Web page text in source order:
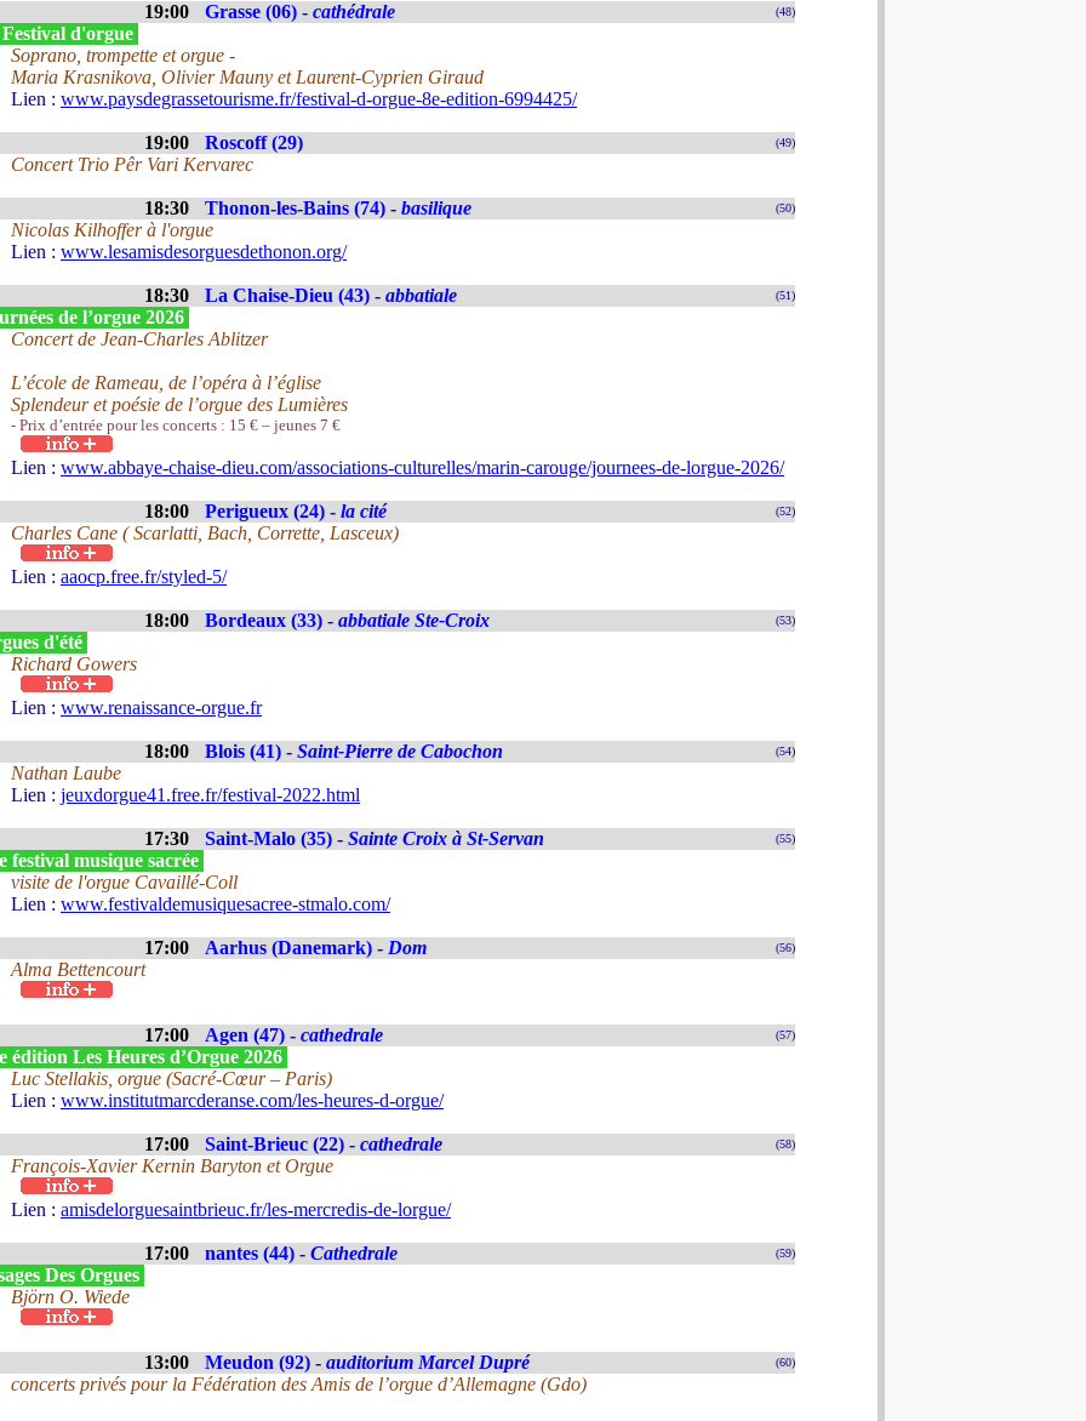
19:00 Grasse (06) - cathédrale (48)
d'orgue
Soprano, trompette et orgue -
Maria Krasnikova, Olivier Mauny et Laurent-Cyprien Giraud
Lien : www.paysdegrassetourisme.fr/festival-d-orgue-8e-edition-6994425/
19:00 Roscoff (29) (49)
Concert Trio Pêr Vari Kervarec
18:30 Thonon-les-Bains (74) - basilique (50)
Nicolas Kilhoffer à l'orgue
Lien : www.lesamisdesorguesdethonon.org/
18:30 La Chaise-Dieu (43) - abbatiale (51)
de l’orgue 2026
Concert de Jean-Charles Ablitzer
L’école de Rameau, de l’opéra à l’église
Splendeur et poésie de l’orgue des Lumières
- Prix d’entrée pour les concerts : 15 € – jeunes 7 €
Lien : www.abbaye-chaise-dieu.com/associations-culturelles/marin-carouge/journees-de-lorgue-2026/
18:00 Perigueux (24) - la cité (52)
Charles Cane ( Scarlatti, Bach, Corrette, Lasceux)
Lien : aaocp.free.fr/styled-5/
18:00 Bordeaux (33) - abbatiale Ste-Croix (53)
d'été
Richard Gowers
Lien : www.renaissance-orgue.fr
18:00 Blois (41) - Saint-Pierre de Cabochon (54)
Nathan Laube
Lien : jeuxdorgue41.free.fr/festival-2022.html
17:30 Saint-Malo (35) - Sainte Croix à St-Servan (55)
festival musique sacrée
visite de l'orgue Cavaillé-Coll
Lien : www.festivaldemusiquesacree-stmalo.com/
17:00 Aarhus (Danemark) - Dom (56)
Alma Bettencourt
17:00 Agen (47) - cathedrale (57)
édition Les Heures d’Orgue 2026
Luc Stellakis, orgue (Sacré-Cœur – Paris)
Lien : www.institutmarcderanse.com/les-heures-d-orgue/
17:00 Saint-Brieuc (22) - cathedrale (58)
François-Xavier Kernin Baryton et Orgue
Lien : amisdelorguesaintbrieuc.fr/les-mercredis-de-lorgue/
17:00 nantes (44) - Cathedrale (59)
Des Orgues
Björn O. Wiede
13:00 Meudon (92) - auditorium Marcel Dupré (60)
concerts privés pour la Fédération des Amis de l’orgue d’Allemagne (Gdo)